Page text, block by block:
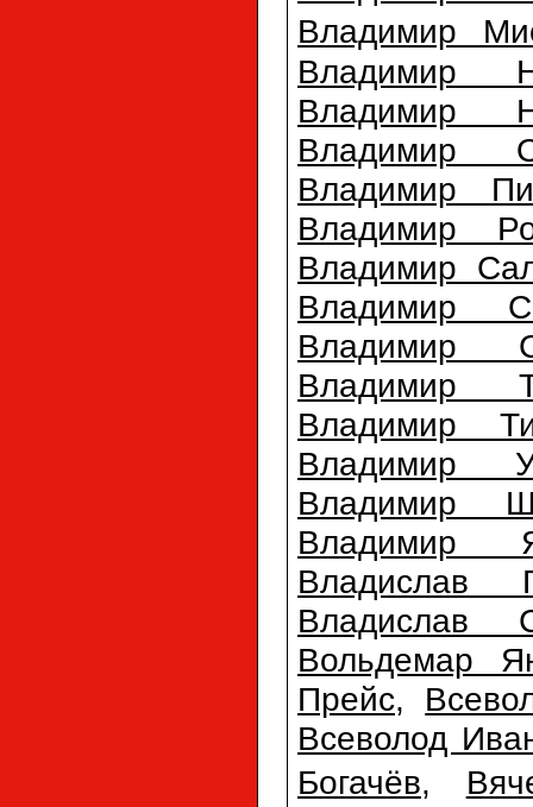
Владимир
Владимир
Владимир
Владимир
Владимир
Владимир
Владимир
Владимир
Владимир
Владимир
Владимир
Владимир
Владимир
Владимир
Владислав
Владислав
Вольдемар
Прейс,
Всеволод
Богачёв,